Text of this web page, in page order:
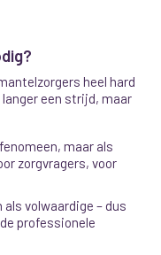
heel hard
een strijd, maar
maar als
zorgvragers, voor
volwaardige – dus
professionele